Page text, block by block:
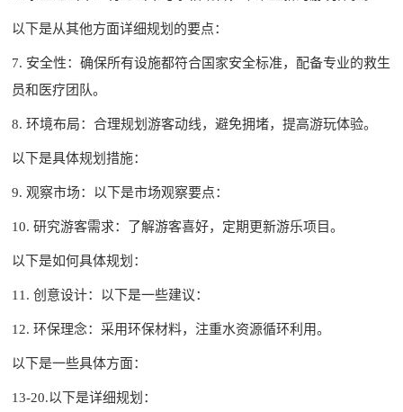
以下是从其他方面详细规划的要点：
7. 安全性：确保所有设施都符合国家安全标准，配备专业的救生
员和医疗团队。
8. 环境布局：合理规划游客动线，避免拥堵，提高游玩体验。
以下是具体规划措施：
9. 观察市场：以下是市场观察要点：
10. 研究游客需求：了解游客喜好，定期更新游乐项目。
以下是如何具体规划：
11. 创意设计：以下是一些建议：
12. 环保理念：采用环保材料，注重水资源循环利用。
以下是一些具体方面：
13-20.以下是详细规划：